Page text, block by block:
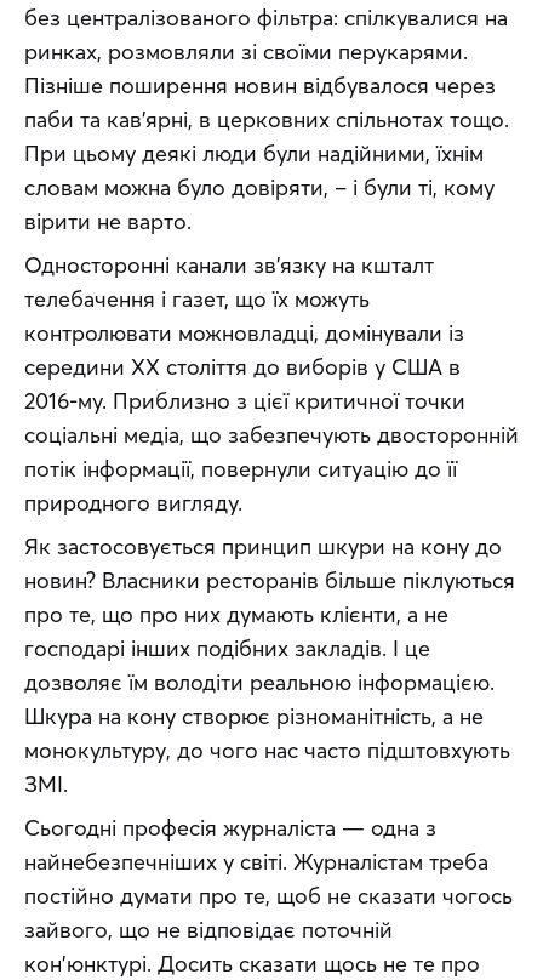
без централізованого фільтра: спілкувалися на
ринках, розмовляли зі своїми перукарями.
Пізніше поширення новин відбувалося через
паби та кав’ярні, в церковних спільнотах тощо.
При цьому деякі люди були надійними, їхнім
словам можна було довіряти, – і були ті, кому
вірити не варто.
Односторонні канали зв’язку на кшталт
телебачення і газет, що їх можуть
контролювати можновладці, домінували із
середини ХХ століття до виборів у США в
2016-му. Приблизно з цієї критичної точки
соціальні медіа, що забезпечують двосторонній
потік інформації, повернули ситуацію до її
природного вигляду.
Як застосовується принцип шкури на кону до
новин? Власники ресторанів більше піклуються
про те, що про них думають клієнти, а не
господарі інших подібних закладів. І це
дозволяє їм володіти реальною інформацією.
Шкура на кону створює різноманітність, а не
монокультуру, до чого нас часто підштовхують
ЗМІ.
Сьогодні професія журналіста — одна з
найнебезпечніших у світі. Журналістам треба
постійно думати про те, щоб не сказати чогось
зайвого, що не відповідає поточній
кон’юнктурі. Досить сказати щось не те про